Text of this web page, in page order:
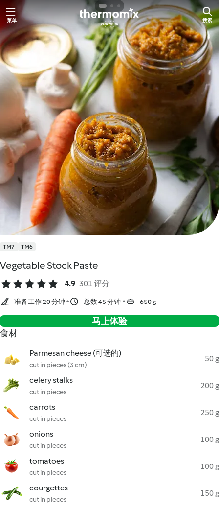
跳
至
内
容
菜单 搜索
TM7 TM6
Vegetable Stock Paste
4.9 301 评分
准备工作 20 分钟 总数 45 分钟 650 g
马上体验
食材
Parmesan cheese (可选的)
cut in pieces (3 cm)
50 g
celery stalks
cut in pieces
200 g
carrots
cut in pieces
250 g
onions
cut in pieces
100 g
tomatoes
cut in pieces
100 g
courgettes
cut in pieces
150 g